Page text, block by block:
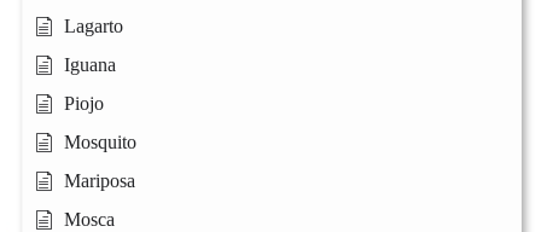
Lagarto
Iguana
Piojo
Mosquito
Mariposa
Mosca